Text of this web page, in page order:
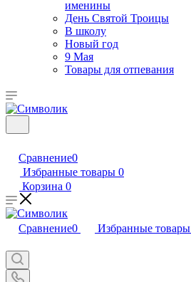
именины
День Святой Троицы
В школу
Новый год
9 Мая
Товары для отпевания
Сравнение0
Избранные товары 0
Корзина 0
Сравнение0 Избранные товары